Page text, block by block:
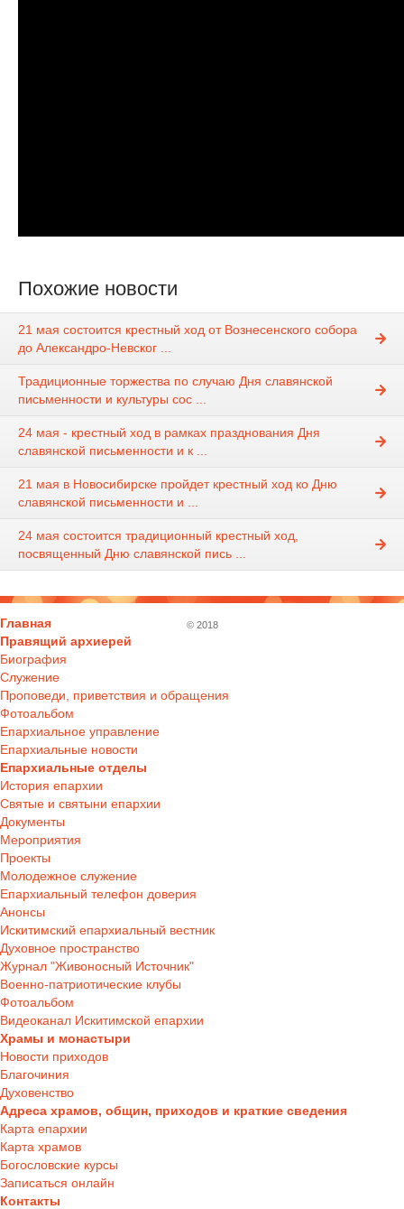
Похожие новости
21 мая состоится крестный ход от Вознесенского собора
до Александро-Невског ...
Традиционные торжества по случаю Дня славянской
письменности и культуры сос ...
24 мая - крестный ход в рамках празднования Дня
славянской письменности и к ...
21 мая в Новосибирске пройдет крестный ход ко Дню
славянской письменности и ...
24 мая состоится традиционный крестный ход,
посвященный Дню славянской пись ...
Главная
Правящий архиерей
Биография
Служение
Проповеди, приветствия и обращения
Фотоальбом
Епархиальное управление
Епархиальные новости
Епархиальные отделы
История епархии
Святые и святыни епархии
Документы
Мероприятия
Проекты
Молодежное служение
Епархиальный телефон доверия
Анонсы
Искитимский епархиальный вестник
Духовное пространство
Журнал "Живоносный Источник"
Военно-патриотические клубы
Фотоальбом
Видеоканал Искитимской епархии
Храмы и монастыри
Новости приходов
Благочиния
Духовенство
Адреса храмов, общин, приходов и краткие сведения
Карта епархии
Карта храмов
Богословские курсы
Записаться онлайн
Контакты
© 2018